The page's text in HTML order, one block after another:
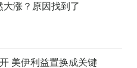
涨？原因找到了
美伊利益置换成关键